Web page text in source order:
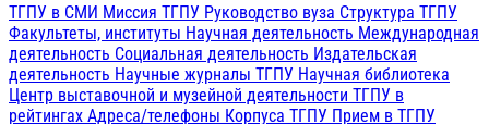
ТГПУ в СМИ Миссия ТГПУ Руководство вуза Структура ТГПУ
Факультеты, институты Научная деятельность Международная
деятельность Социальная деятельность Издательская
деятельность Научные журналы ТГПУ Научная библиотека
Центр выставочной и музейной деятельности ТГПУ в
рейтингах Адреса/телефоны Корпуса ТГПУ Прием в ТГПУ